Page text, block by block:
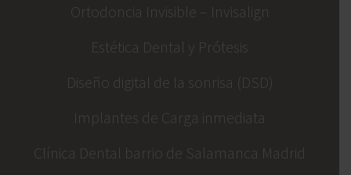
Ortodoncia Invisible – Invisalign
Estética Dental y Prótesis
Diseño digital de la sonrisa (DSD)
Implantes de Carga inmediata
Clínica Dental barrio de Salamanca Madrid